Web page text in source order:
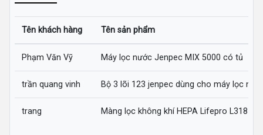
Tên khách hàng Tên sản phẩm
Phạm Văn Vỹ Máy lọc nước Jenpec MIX 5000 có tủ
trần quang vinh Bộ 3 lõi 123 jenpec dùng cho máy lọc
trang Màng lọc không khí HEPA Lifepro L318-AZ